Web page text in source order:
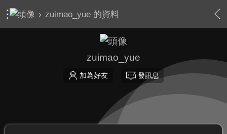
› zuimao_yue 的資料
zuimao_yue
加為好友 發訊息